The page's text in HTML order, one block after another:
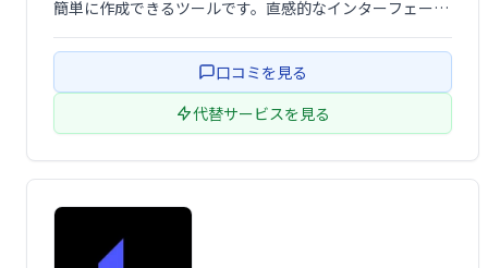
簡単に作成できるツールです。直感的なインターフェース
制作可能。効果的なコミュニケーションを実現し、聴衆を
惹きつけます。ビジネス資料から教育 …
口コミを見る
代替サービスを見る